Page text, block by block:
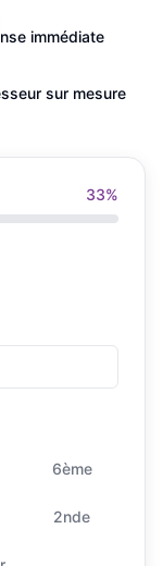
immédiate
sur mesure
33%
6ème
2nde